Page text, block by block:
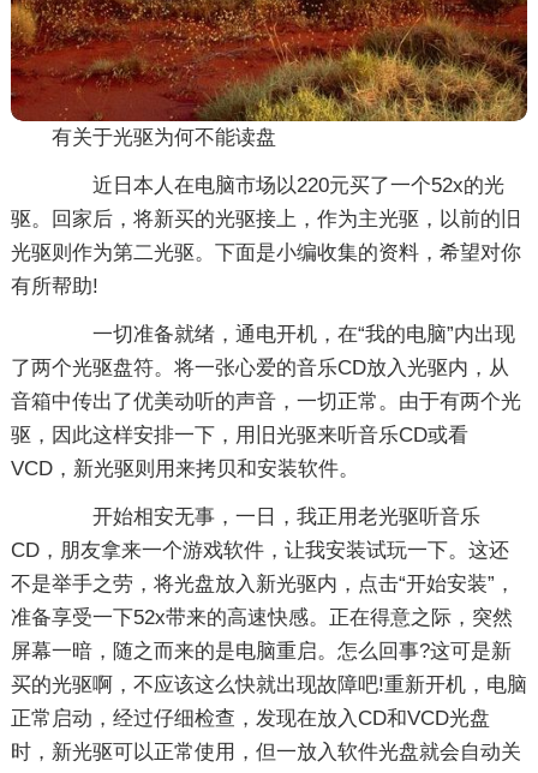
有关于光驱为何不能读盘
近日本人在电脑市场以220元买了一个52x的光
驱。回家后，将新买的光驱接上，作为主光驱，以前的旧
光驱则作为第二光驱。下面是小编收集的资料，希望对你
有所帮助!
一切准备就绪，通电开机，在“我的电脑”内出现
了两个光驱盘符。将一张心爱的音乐CD放入光驱内，从
音箱中传出了优美动听的声音，一切正常。由于有两个光
驱，因此这样安排一下，用旧光驱来听音乐CD或看
VCD，新光驱则用来拷贝和安装软件。
开始相安无事，一日，我正用老光驱听音乐
CD，朋友拿来一个游戏软件，让我安装试玩一下。这还
不是举手之劳，将光盘放入新光驱内，点击“开始安装”，
准备享受一下52x带来的高速快感。正在得意之际，突然
屏幕一暗，随之而来的是电脑重启。怎么回事?这可是新
买的光驱啊，不应该这么快就出现故障吧!重新开机，电脑
正常启动，经过仔细检查，发现在放入CD和VCD光盘
时，新光驱可以正常使用，但一放入软件光盘就会自动关